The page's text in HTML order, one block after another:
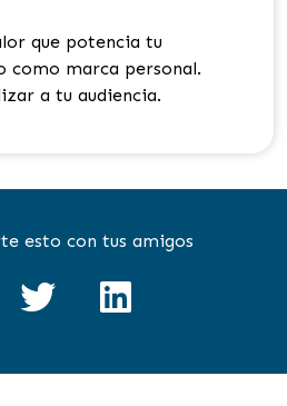
que potencia tu
como marca personal.
a tu audiencia.
esto con tus amigos